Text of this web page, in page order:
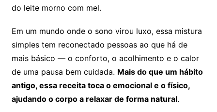
do leite morno com mel.
Em um mundo onde o sono virou luxo, essa mistura
simples tem reconectado pessoas ao que há de
mais básico — o conforto, o acolhimento e o calor
de uma pausa bem cuidada. Mais do que um hábito
antigo, essa receita toca o emocional e o físico,
ajudando o corpo a relaxar de forma natural.